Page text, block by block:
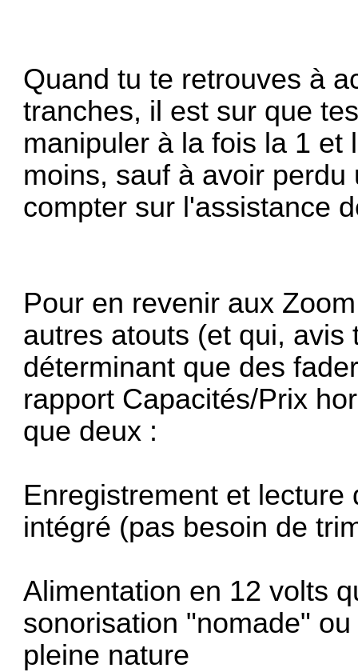
Quand tu te retrouves à
tranches, il est sur que
manipuler à la fois la 1 et
moins, sauf à avoir
compter sur l'assistance
Pour en revenir aux
autres atouts (et qui,
déterminant que des
rapport Capacités/Prix
que deux :
Enregistrement et
intégré (pas besoin de
Alimentation en 12 volts
sonorisation "nomade"
pleine nature